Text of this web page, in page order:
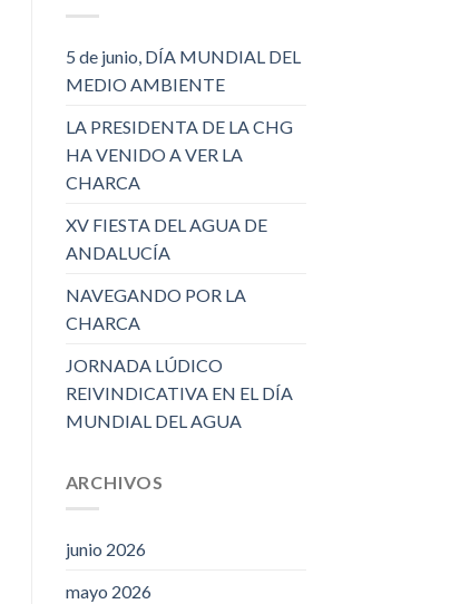
5 de junio, DÍA MUNDIAL DEL
MEDIO AMBIENTE
LA PRESIDENTA DE LA CHG
HA VENIDO A VER LA
CHARCA
XV FIESTA DEL AGUA DE
ANDALUCÍA
NAVEGANDO POR LA
CHARCA
JORNADA LÚDICO
REIVINDICATIVA EN EL DÍA
MUNDIAL DEL AGUA
ARCHIVOS
junio 2026
mayo 2026